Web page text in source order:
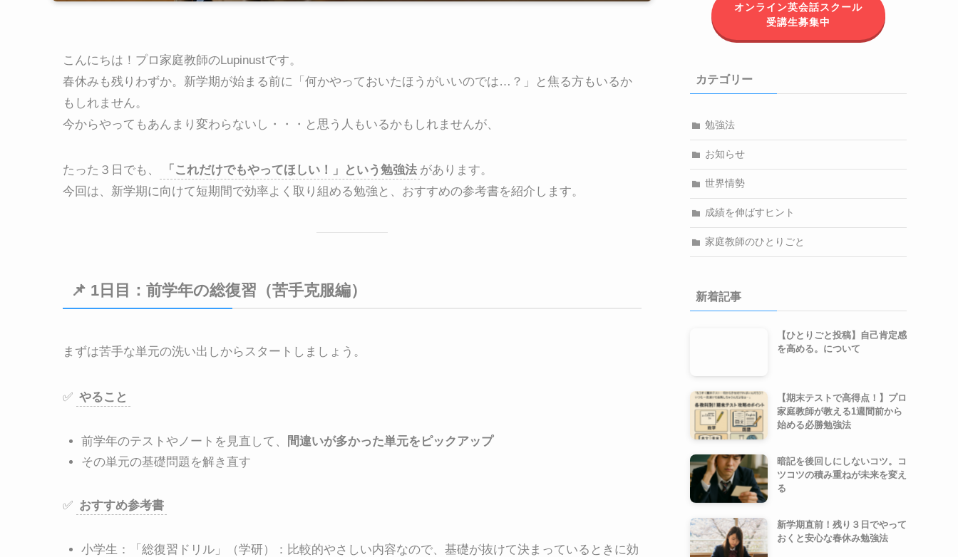
こんにちは！プロ家庭教師のLupinustです。
春休みも残りわずか。新学期が始まる前に「何かやっておいたほうがいいのでは…？」と焦る方もいるか
もしれません。
今からやってもあんまり変わらないし・・・と思う人もいるかもしれませんが、
たった３日でも、 「これだけでもやってほしい！」という勉強法 があります。
今回は、新学期に向けて短期間で効率よく取り組める勉強と、おすすめの参考書を紹介します。
📌 1日目：前学年の総復習（苦手克服編）
まずは苦手な単元の洗い出しからスタートしましょう。
✅ やること
前学年のテストやノートを見直して、
間違いが多かった単元をピックアップ
その単元の基礎問題を解き直す
✅ おすすめ参考書
小学生：「総復習ドリル」（学研）：比較的やさしい内容なので、基礎が抜けて決まっているときに効
オンライン英会話スクール
受講生募集中
カテゴリー
勉強法
お知らせ
世界情勢
成績を伸ばすヒント
家庭教師のひとりごと
新着記事
【ひとりごと投稿】自己肯定感
を高める。について
【期末テストで高得点！】プロ
家庭教師が教える1週間前から
始める必勝勉強法
暗記を後回しにしないコツ。コ
ツコツの積み重ねが未来を変え
る
新学期直前！残り３日でやって
おくと安心な春休み勉強法